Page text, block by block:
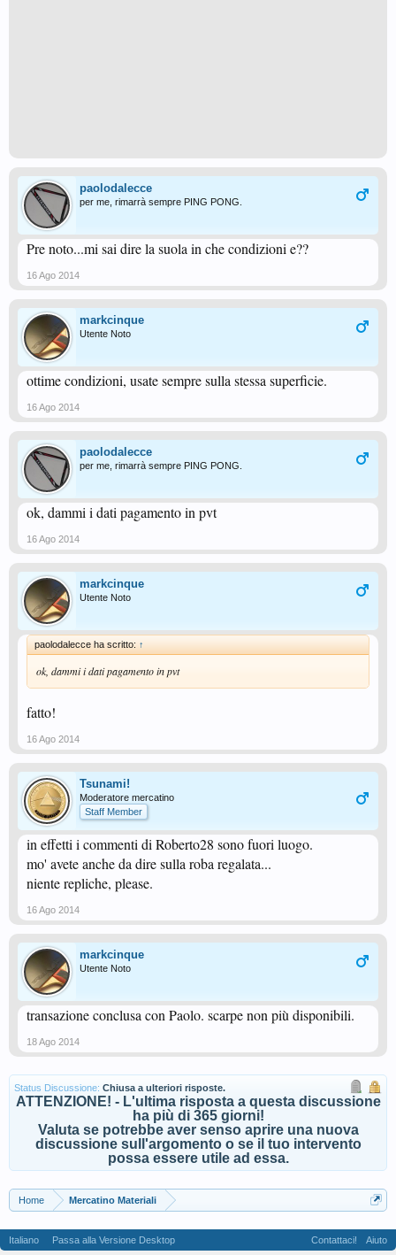
paolodalecce
per me, rimarrà sempre PING PONG.
Pre noto...mi sai dire la suola in che condizioni e??
16 Ago 2014
markcinque
Utente Noto
ottime condizioni, usate sempre sulla stessa superficie.
16 Ago 2014
paolodalecce
per me, rimarrà sempre PING PONG.
ok, dammi i dati pagamento in pvt
16 Ago 2014
markcinque
Utente Noto
paolodalecce ha scritto: ↑
ok, dammi i dati pagamento in pvt
fatto!
16 Ago 2014
Tsunami!
Moderatore mercatino
Staff Member
in effetti i commenti di Roberto28 sono fuori luogo.
mo' avete anche da dire sulla roba regalata...
niente repliche, please.
16 Ago 2014
markcinque
Utente Noto
transazione conclusa con Paolo. scarpe non più disponibili.
18 Ago 2014
Status Discussione: Chiusa a ulteriori risposte.
ATTENZIONE! - L'ultima risposta a questa discussione
ha più di 365 giorni!
Valuta se potrebbe aver senso aprire una nuova
discussione sull'argomento o se il tuo intervento
possa essere utile ad essa.
Home Mercatino Materiali
Italiano Passa alla Versione Desktop Contattaci! Aiuto